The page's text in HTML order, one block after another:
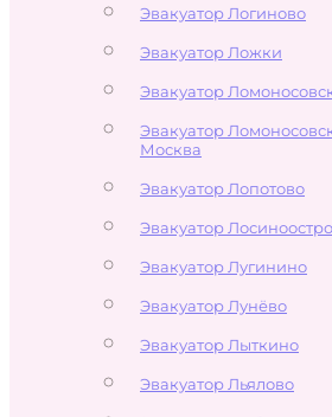
Эвакуатор Логиново
Эвакуатор Ложки
Эвакуатор
Эвакуатор
Москва
Эвакуатор Лопотово
Эвакуатор
Эвакуатор Лугинино
Эвакуатор Лунёво
Эвакуатор Лыткино
Эвакуатор Льялово